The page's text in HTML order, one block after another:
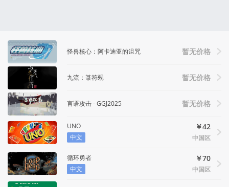
怪兽核心：阿卡迪亚的诅咒 暂无价格
九流：箓符觋 暂无价格
言语攻击 - GGJ2025 暂无价格
UNO
中文
￥42
中国区
循环勇者
中文
￥70
中国区